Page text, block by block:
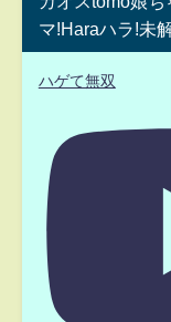
マ!Haraハラ!未
ハゲて無双